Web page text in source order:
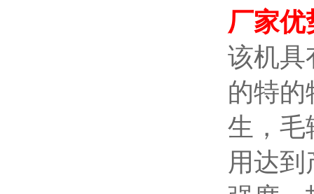
厂家优
该机具
的特的
生，毛
用达